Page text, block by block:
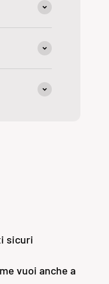
sicuri
vuoi anche a